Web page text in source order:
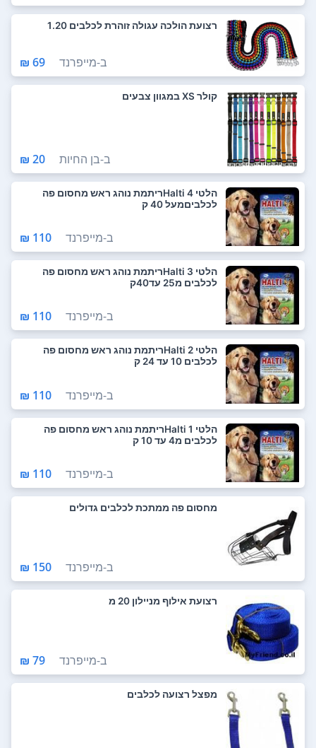
רצועת הולכה עגולה זוהרת לכלבים 1.20
ב-מייפרנד 69 ₪
קולר XS במגוון צבעים
ב-בן החיות 20 ₪
הלטי Halti 4ריתמת נוהג ראש מחסום פה
לכלביםמעל 40 ק
ב-מייפרנד 110 ₪
הלטי Halti 3ריתמת נוהג ראש מחסום פה
לכלבים מ25 עד40ק
ב-מייפרנד 110 ₪
הלטי Halti 2ריתמת נוהג ראש מחסום פה
לכלבים 10 עד 24 ק
ב-מייפרנד 110 ₪
הלטי Halti 1ריתמת נוהג ראש מחסום פה
לכלבים מ4 עד 10 ק
ב-מייפרנד 110 ₪
מחסום פה ממתכת לכלבים גדולים
ב-מייפרנד 150 ₪
רצועת אילוף מניילון 20 מ
ב-מייפרנד 79 ₪
מפצל רצועה לכלבים